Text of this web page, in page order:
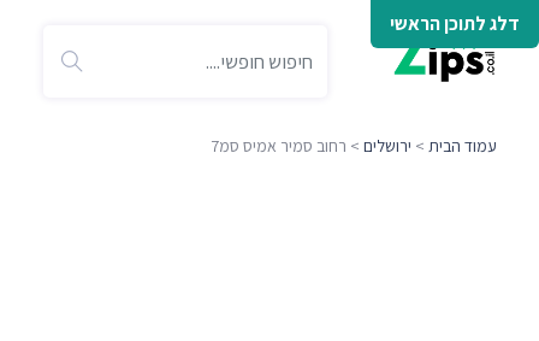
דלג לתוכן הראשי
עמוד הבית > ירושלים > רחוב סמיר אמיס סמ7